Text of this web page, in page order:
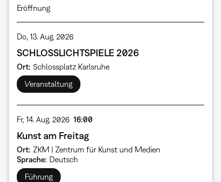
Eröffnung
Do, 13. Aug. 2026
SCHLOSSLICHTSPIELE 2026
Ort Schlossplatz Karlsruhe
Veranstaltung
Fr, 14. Aug. 2026 16:00
Kunst am Freitag
Ort ZKM | Zentrum für Kunst und Medien
Sprache Deutsch
Führung